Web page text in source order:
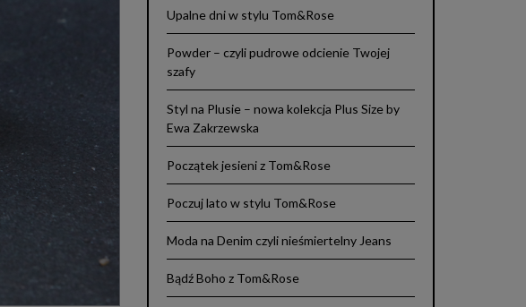
Upalne dni w stylu Tom&Rose
Powder – czyli pudrowe odcienie Twojej
szafy
Styl na Plusie – nowa kolekcja Plus Size by
Ewa Zakrzewska
Początek jesieni z Tom&Rose
Poczuj lato w stylu Tom&Rose
Moda na Denim czyli nieśmiertelny Jeans
Bądź Boho z Tom&Rose